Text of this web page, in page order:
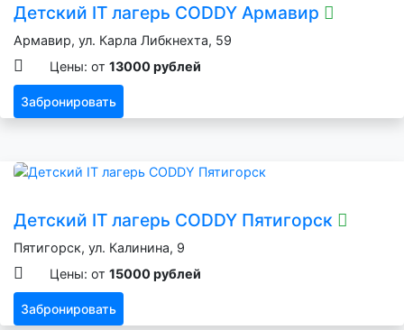
Детский IT лагерь CODDY Армавир
Армавир, ул. Карла Либкнехта, 59
Цены: от 13000 рублей
Забронировать
Детский IT лагерь CODDY Пятигорск
Пятигорск, ул. Калинина, 9
Цены: от 15000 рублей
Забронировать